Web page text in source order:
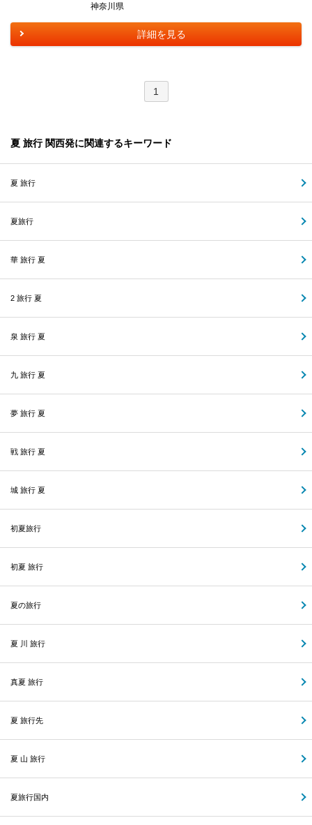
神奈川県
詳細を見る
1
夏 旅行 関西発に関連するキーワード
夏 旅行
夏旅行
華 旅行 夏
2 旅行 夏
泉 旅行 夏
九 旅行 夏
夢 旅行 夏
戦 旅行 夏
城 旅行 夏
初夏旅行
初夏 旅行
夏の旅行
夏 川 旅行
真夏 旅行
夏 旅行先
夏 山 旅行
夏旅行国内